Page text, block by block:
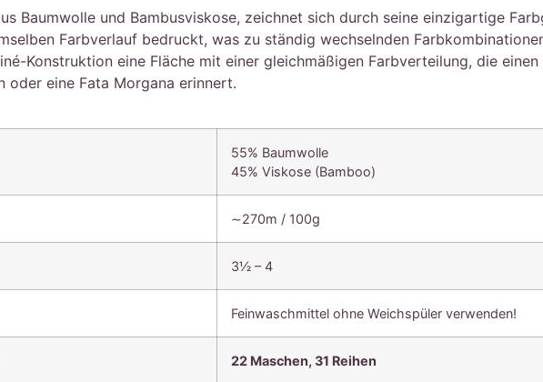
Baumwolle und Bambusviskose, zeichnet sich durch seine einzigartige
Farbverlauf bedruckt, was zu ständig wechselnden
Konstruktion eine Fläche mit einer gleichmäßigen Farbverteilung, die
oder eine Fata Morgana erinnert.
55% Baumwolle
45% Viskose (Bamboo)
∼270m / 100g
3½ – 4
Feinwaschmittel ohne Weichspüler verwenden!
22 Maschen, 31 Reihen